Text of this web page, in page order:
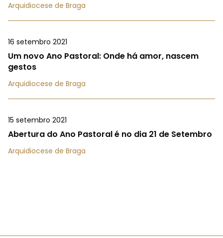
Arquidiocese de Braga
16 setembro 2021
Um novo Ano Pastoral: Onde há amor, nascem
gestos
Arquidiocese de Braga
15 setembro 2021
Abertura do Ano Pastoral é no dia 21 de Setembro
Arquidiocese de Braga